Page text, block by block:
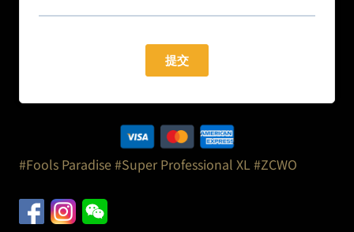
#Fools Paradise#Super Professional XL#ZCWO